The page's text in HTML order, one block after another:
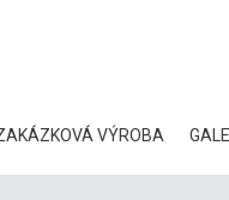
VÝROBA